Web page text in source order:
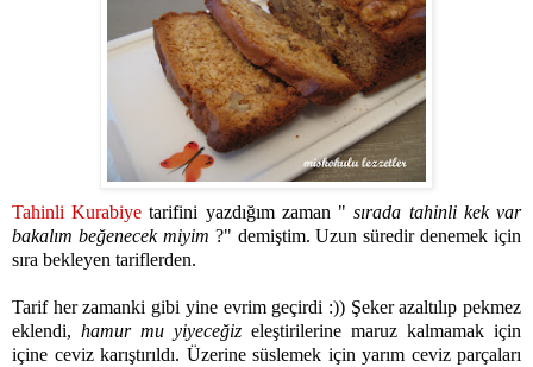
Tahinli Kurabiyetarifini yazdığım zaman "sırada tahinli kek var
bakalım beğenecek miyim ?" demiştim. Uzun süredir denemek için
sıra bekleyen tariflerden.
Tarif her zamanki gibi yine evrim geçirdi :)) Şeker azaltılıp pekmez
eklendi, hamur mu yiyeceğiz eleştirilerine maruz kalmamak için
içine ceviz karıştırıldı. Üzerine süslemek için yarım ceviz parçaları